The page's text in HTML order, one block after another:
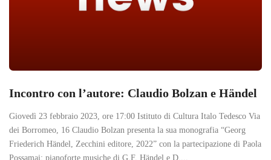
Incontro con l’autore: Claudio Bolzan e Händel
Giovedì 23 febbraio 2023, ore 17:00 Istituto di Cultura Italo Tedesco Via
dei Borromeo, 16 Claudio Bolzan presenta la sua monografia “Georg
Friederich Händel, Zecchini editore, 2022” con la partecipazione di Paola
Possamai: pianoforte musiche di G.F. Händel e D....